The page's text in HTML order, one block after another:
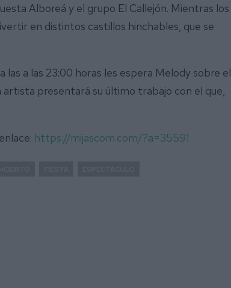
Alboreá y el grupo El Callejón. Mientras los
en distintos castillos hinchables, que se
a las 23:00 horas les espera Melody sobre el
artista presentará su último trabajo con el que,
https://mijascom.com/?a=35591